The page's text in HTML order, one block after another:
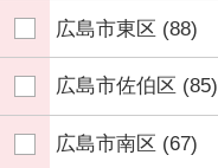
広島市東区 (88)
広島市佐伯区 (85)
広島市南区 (67)